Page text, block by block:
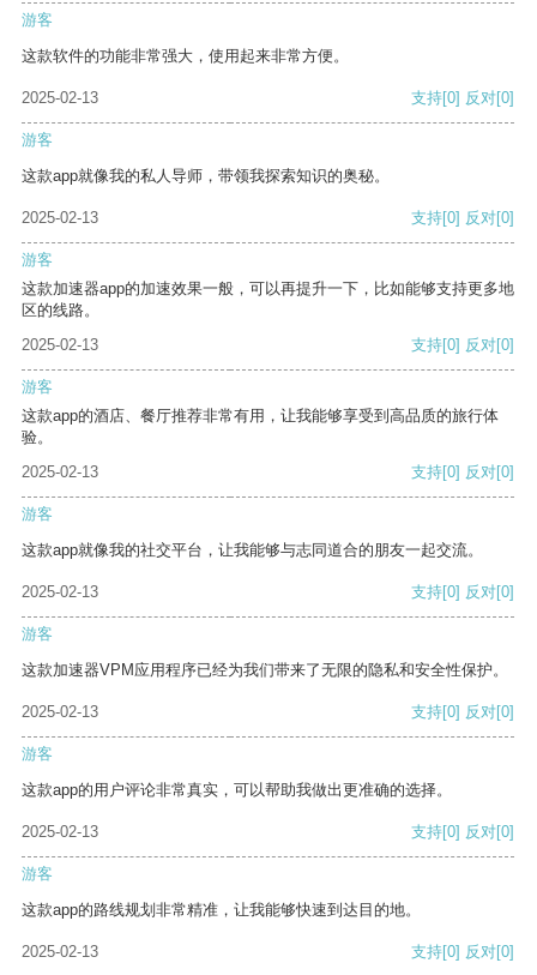
游客
这款软件的功能非常强大，使用起来非常方便。
2025-02-13 支持[0] 反对[0]
游客
这款app就像我的私人导师，带领我探索知识的奥秘。
2025-02-13 支持[0] 反对[0]
游客
这款加速器app的加速效果一般，可以再提升一下，比如能够支持更多地
区的线路。
2025-02-13
支持[0] 反对[0]
游客
这款app的酒店、餐厅推荐非常有用，让我能够享受到高品质的旅行体
验。
2025-02-13
支持[0] 反对[0]
游客
这款app就像我的社交平台，让我能够与志同道合的朋友一起交流。
2025-02-13 支持[0] 反对[0]
游客
这款加速器VPM应用程序已经为我们带来了无限的隐私和安全性保护。
2025-02-13 支持[0] 反对[0]
游客
这款app的用户评论非常真实，可以帮助我做出更准确的选择。
2025-02-13 支持[0] 反对[0]
游客
这款app的路线规划非常精准，让我能够快速到达目的地。
2025-02-13 支持[0] 反对[0]